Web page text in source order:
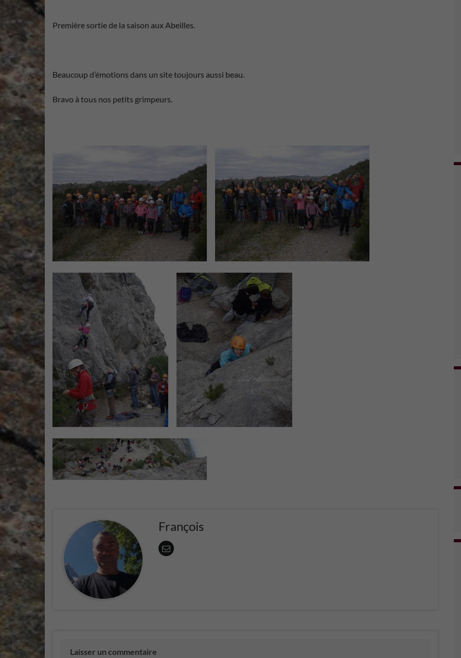
Première sortie de la saison aux Abeilles.
Beaucoup d’émotions dans un site toujours aussi beau.
Bravo à tous nos petits grimpeurs.
François
Laisser un commentaire